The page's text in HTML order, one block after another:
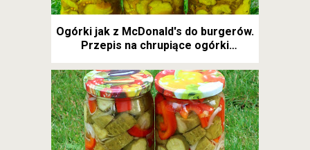
Ogórki jak z McDonald's do burgerów.
Przepis na chrupiące ogórki